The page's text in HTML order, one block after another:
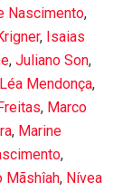
Nascimento,
, Isaias
, Juliano Son,
Léa Mendonça,
, Marco
, Marine
,
Mãshîah, Nívea